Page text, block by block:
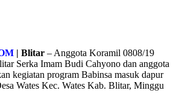
| Blitar – Anggota Koramil 0808/19
Serka Imam Budi Cahyono dan anggota
kegiatan program Babinsa masuk dapur
Wates Kec. Wates Kab. Blitar, Minggu